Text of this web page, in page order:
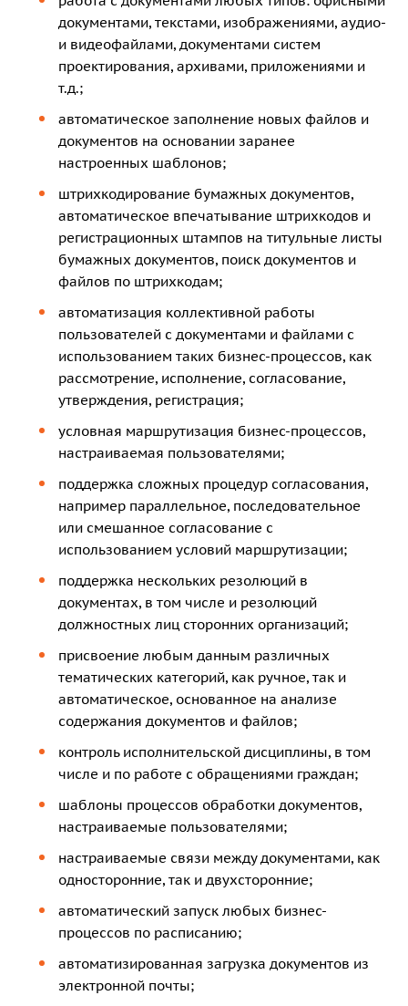
документами, текстами, изображениями, аудио-
и видеофайлами, документами систем
проектирования, архивами, приложениями и
т.д.;
автоматическое заполнение новых файлов и
документов на основании заранее
настроенных шаблонов;
штрихкодирование бумажных документов,
автоматическое впечатывание штрихкодов и
регистрационных штампов на титульные листы
бумажных документов, поиск документов и
файлов по штрихкодам;
автоматизация коллективной работы
пользователей с документами и файлами с
использованием таких бизнес-процессов, как
рассмотрение, исполнение, согласование,
утверждения, регистрация;
условная маршрутизация бизнес-процессов,
настраиваемая пользователями;
поддержка сложных процедур согласования,
например параллельное, последовательное
или смешанное согласование с
использованием условий маршрутизации;
поддержка нескольких резолюций в
документах, в том числе и резолюций
должностных лиц сторонних организаций;
присвоение любым данным различных
тематических категорий, как ручное, так и
автоматическое, основанное на анализе
содержания документов и файлов;
контроль исполнительской дисциплины, в том
числе и по работе с обращениями граждан;
шаблоны процессов обработки документов,
настраиваемые пользователями;
настраиваемые связи между документами, как
односторонние, так и двухсторонние;
автоматический запуск любых бизнес-
процессов по расписанию;
автоматизированная загрузка документов из
электронной почты;